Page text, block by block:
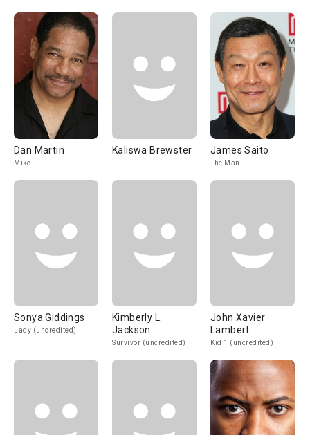
Dan Martin
Mike
Kaliswa Brewster James Saito
The Man
Sonya Giddings
Lady (uncredited)
Kimberly L.
Jackson
Survivor (uncredited)
John Xavier
Lambert
Kid 1 (uncredited)